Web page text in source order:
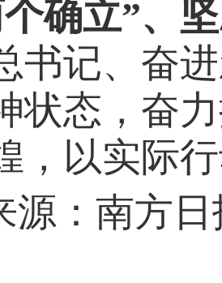
确立”、
书记、奋
状态，奋
，以实际
源：南方